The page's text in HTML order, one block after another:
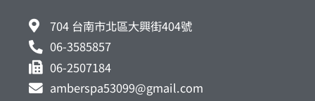
704 台南市北區大興街404號
06-3585857
06-2507184
amberspa53099@gmail.com